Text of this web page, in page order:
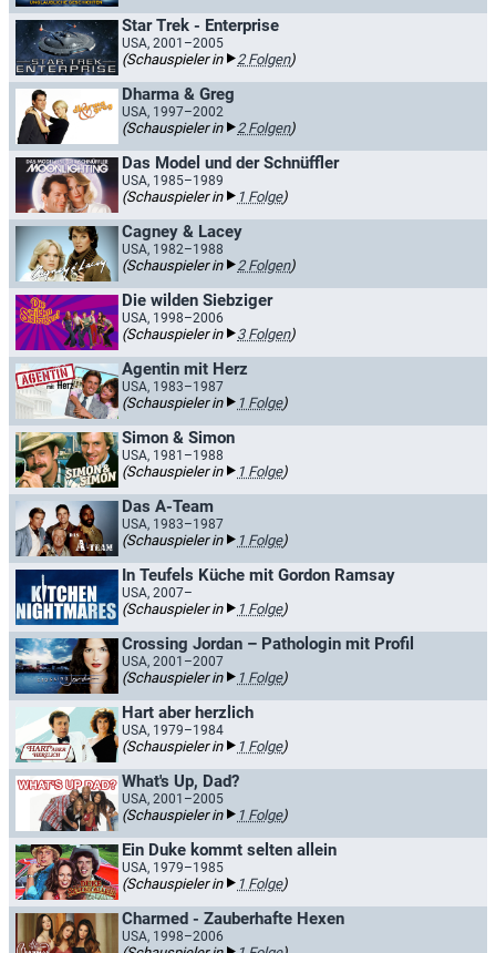
Star Trek - Enterprise
USA, 2001–2005
(Schauspieler in 2 Folgen)
Dharma & Greg
USA, 1997–2002
(Schauspieler in 2 Folgen)
Das Model und der Schnüffler
USA, 1985–1989
(Schauspieler in 1 Folge)
Cagney & Lacey
USA, 1982–1988
(Schauspieler in 2 Folgen)
Die wilden Siebziger
USA, 1998–2006
(Schauspieler in 3 Folgen)
Agentin mit Herz
USA, 1983–1987
(Schauspieler in 1 Folge)
Simon & Simon
USA, 1981–1988
(Schauspieler in 1 Folge)
Das A-Team
USA, 1983–1987
(Schauspieler in 1 Folge)
In Teufels Küche mit Gordon Ramsay
USA, 2007–
(Schauspieler in 1 Folge)
Crossing Jordan – Pathologin mit Profil
USA, 2001–2007
(Schauspieler in 1 Folge)
Hart aber herzlich
USA, 1979–1984
(Schauspieler in 1 Folge)
What's Up, Dad?
USA, 2001–2005
(Schauspieler in 1 Folge)
Ein Duke kommt selten allein
USA, 1979–1985
(Schauspieler in 1 Folge)
Charmed - Zauberhafte Hexen
USA, 1998–2006